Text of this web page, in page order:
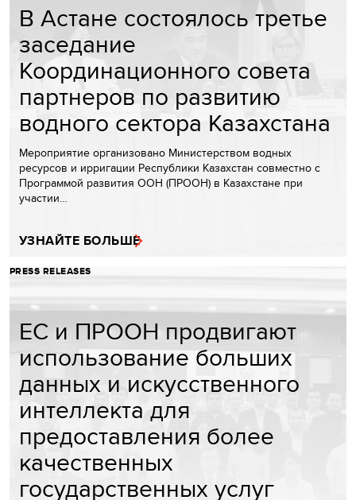
В Астане состоялось третье
заседание
Координационного совета
партнеров по развитию
водного сектора Казахстана
Мероприятие организовано Министерством водных
ресурсов и ирригации Республики Казахстан совместно с
Программой развития ООН (ПРООН) в Казахстане при
участии…
УЗНАЙТЕ БОЛЬШЕ
PRESS RELEASES
ЕС и ПРООН продвигают
использование больших
данных и искусственного
интеллекта для
предоставления более
качественных
государственных услуг